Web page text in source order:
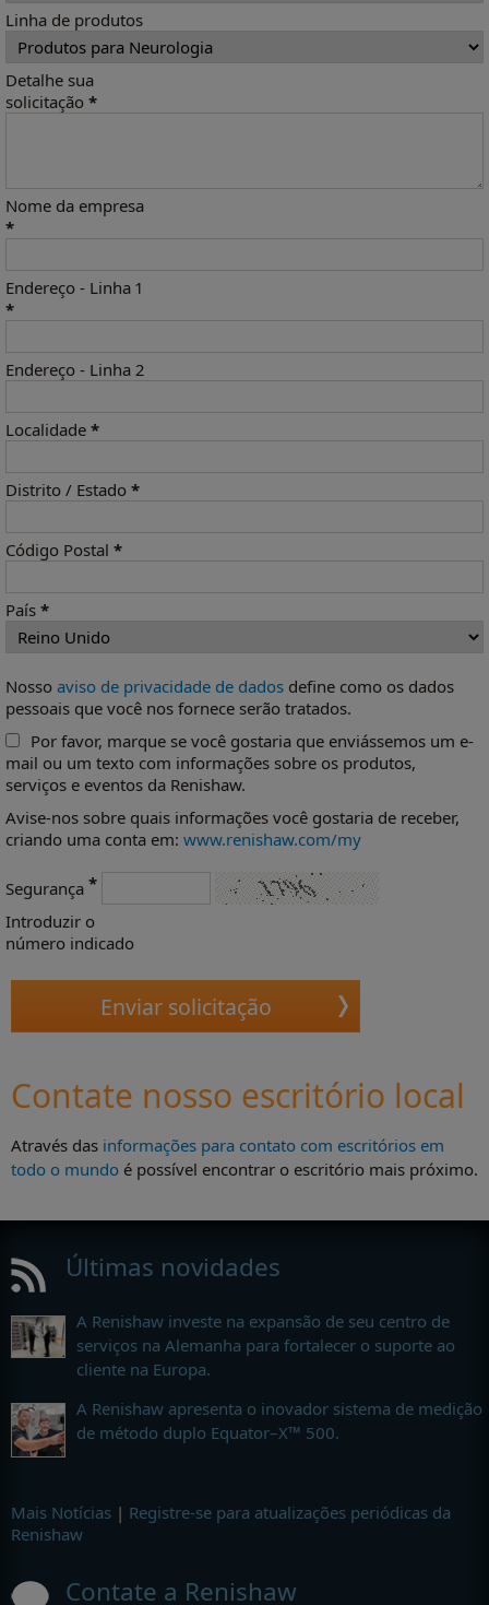
Linha de produtos
Detalhe sua
solicitação *
Nome da empresa
*
Endereço - Linha 1
*
Endereço - Linha 2
Localidade *
Distrito / Estado *
Código Postal *
País *
Nosso aviso de privacidade de dados define como os dados
pessoais que você nos fornece serão tratados.
Por favor, marque se você gostaria que enviássemos um e-
mail ou um texto com informações sobre os produtos,
serviços e eventos da Renishaw.
Avise-nos sobre quais informações você gostaria de receber,
criando uma conta em: www.renishaw.com/my
Segurança *
Introduzir o
número indicado
Contate nosso escritório local
Através das informações para contato com escritórios em
todo o mundo é possível encontrar o escritório mais próximo.
Últimas novidades
A Renishaw investe na expansão de seu centro de
serviços na Alemanha para fortalecer o suporte ao
cliente na Europa.
A Renishaw apresenta o inovador sistema de medição
de método duplo Equator–X™ 500.
Mais Notícias | Registre-se para atualizações periódicas da
Renishaw
Contate a Renishaw